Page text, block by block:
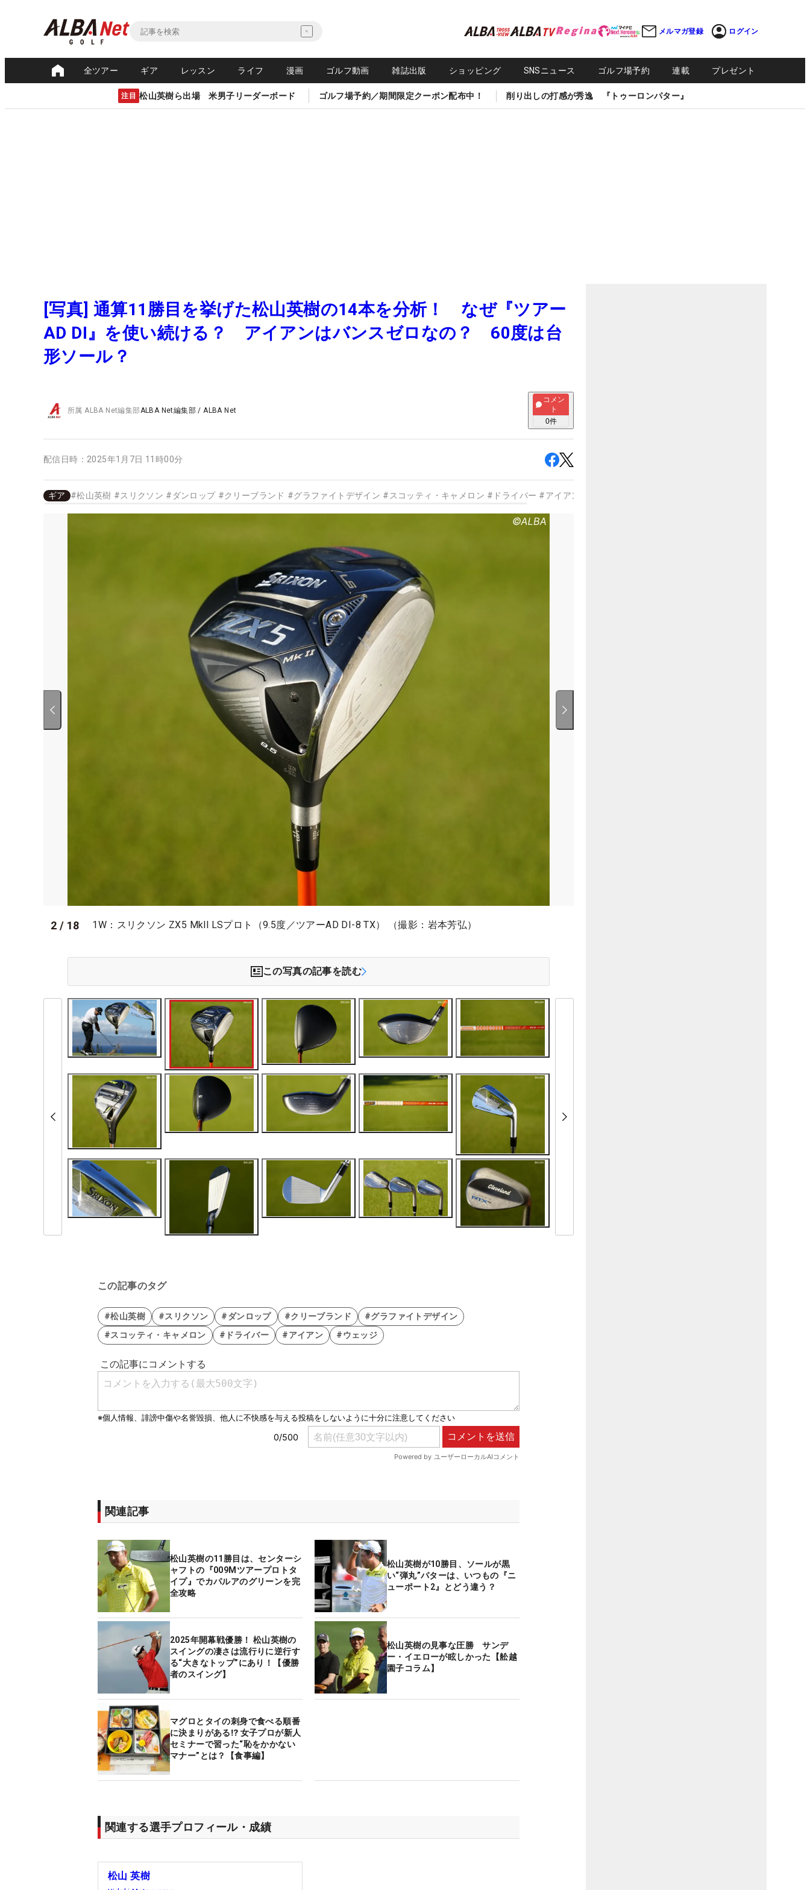
メルマガ登録 ログイン
全ツアー ギア レッスン ライフ 漫画 ゴルフ動画 雑誌出版 ショッピング SNSニュース ゴルフ場予約 連載 プレゼント
注目 松山英樹ら出場 米男子リーダーボード ゴルフ場予約／期間限定クーポン配布中！ 削り出しの打感が秀逸 『トゥーロンパター』
[写真] 通算11勝目を挙げた松山英樹の14本を分析！ なぜ『ツアー
AD DI』を使い続ける？ アイアンはバンスゼロなの？ 60度は台
形ソール？
所属ALBA Net編集部ALBA Net編集部 /ALBA Net
コメン
ト
0件
配信日時： 2025年1月7日 11時00分
ギア #松山英樹 #スリクソン # ダンロップ #クリーブランド #グラファイトデザイン #スコッティ・キャメロン # ドライバー #アイアン
2 / 18 1W：スリクソン ZX5 Mkll LSプロト（9.5度／ツアーAD DI-8 TX） （撮影：岩本芳弘）
この写真の記事を読む
この記事のタグ
#松山英樹 #スリクソン #ダンロップ #クリーブランド
#グラファイトデザイン
#スコッティ・キャメロン
#ドライバー #アイアン #ウェッジ
関連記事
松山英樹の11勝目は、センターシ
ャフトの『009Mツアープロトタ
イプ』でカパルアのグリーンを完
全攻略
松山英樹が10勝目、ソールが黒
い“弾丸”パターは、いつもの『ニ
ューポート2』とどう違う？
2025年開幕戦優勝！ 松山英樹の
スイングの凄さは流行りに逆行す
る“大きなトップ”にあり！【優勝
者のスイング】
松山英樹の見事な圧勝 サンデ
ー・イエローが眩しかった【舩越
園子コラム】
マグロとタイの刺身で食べる順番
に決まりがある⁉ 女子プロが新人
セミナーで習った“恥をかかない
マナー”とは？【食事編】
関連する選手プロフィール・成績
松山 英樹